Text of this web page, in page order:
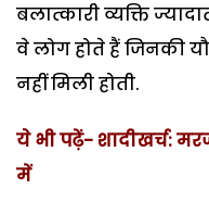
बलात्कारी व्यक्ति
वे लोग होते हैं जिनकी
नहीं मिली होती.
ये भी पढ़ें- शादीखर्च:
में